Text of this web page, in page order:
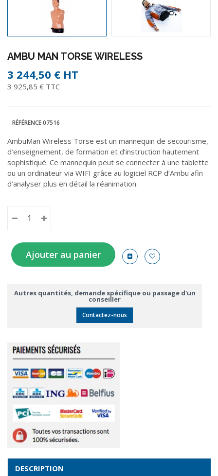
AMBU MAN TORSE WIRELESS
3 244,50 € HT
3 925,85 € TTC
RÉFÉRENCE07516
AmbuMan Wireless Torse est un mannequin de secourisme,
d’enseignement, de formation et ­d’instruction hautement
sophistiqué. Ce mannequin peut se connecter à une tablette
ou un ordinateur via WIFI grâce au logiciel RCP d’Ambu afin
d’analyser plus en détail la réanimation.
Ajouter au panier
Autres quantités, demande spécifique ou passage d'un
conseiller
Contactez-nous
DESCRIPTION